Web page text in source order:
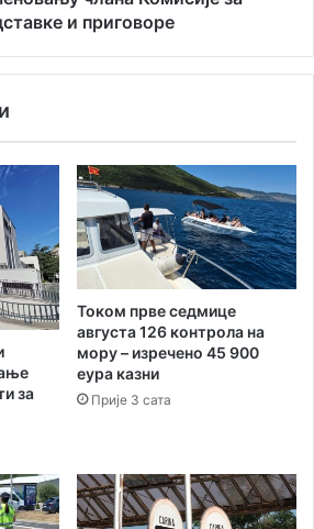
и приговоре
за
Током прве седмице
августа 126 контрола на
мору – изречено 45 900
еура казни
Прије 3 сата